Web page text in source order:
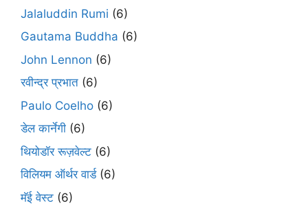
Jalaluddin Rumi (6)
Gautama Buddha (6)
John Lennon (6)
रवीन्द्र प्रभात (6)
Paulo Coelho (6)
डेल कार्नेगी (6)
थियोडॉर रूज़वेल्ट (6)
विलियम ऑर्थर वार्ड(6)
मॅई वेस्ट (6)